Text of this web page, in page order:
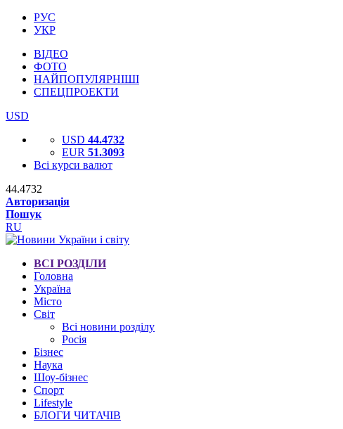
РУС
УКР
ВІДЕО
ФОТО
НАЙПОПУЛЯРНІШІ
СПЕЦПРОЕКТИ
USD
USD 44.4732
EUR 51.3093
Всі курси валют
44.4732
Авторизація
Пошук
RU
ВСІ РОЗДІЛИ
Головна
Україна
Місто
Світ
Всі новини розділу
Росія
Бізнес
Наука
Шоу-бізнес
Спорт
Lifestyle
БЛОГИ ЧИТАЧІВ